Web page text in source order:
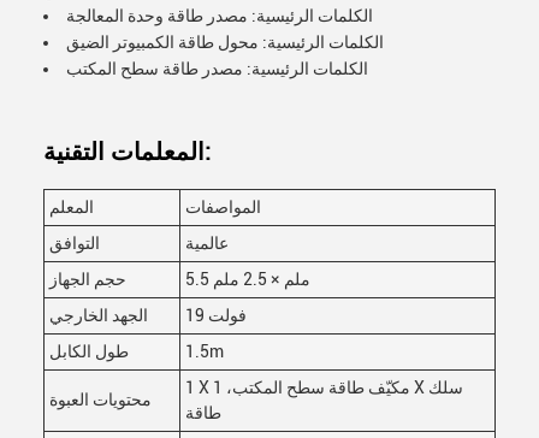
الكلمات الرئيسية: مصدر طاقة وحدة المعالجة
الكلمات الرئيسية: محول طاقة الكمبيوتر الضيق
الكلمات الرئيسية: مصدر طاقة سطح المكتب
المعلمات التقنية:
المعلم
المواصفات
التوافق
عالمية
حجم الجهاز
5.5 ملم × 2.5 ملم
الجهد الخارجي
19 فولت
طول الكابل
1.5m
محتويات العبوة
1 X مكيّف طاقة سطح المكتب، 1 X سلك
طاقة